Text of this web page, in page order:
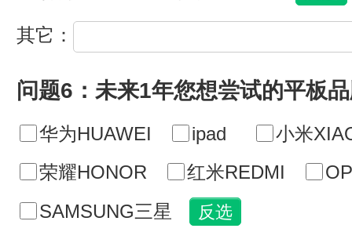
其它：
问题6：未来1年您想尝试的平板
华为HUAWEI ipad
小米
荣耀HONOR
红米REDMI
SAMSUNG三星